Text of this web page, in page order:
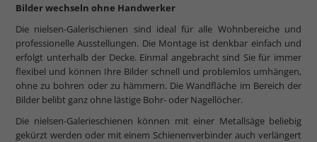
Bilder wechseln ohne Handwerker
Die nielsen-Galerischienen sind ideal für alle Wohnbereiche und
professionelle Ausstellungen. Die Montage ist denkbar einfach und
erfolgt unterhalb der Decke. Einmal angebracht sind Sie für immer
flexibel und können Ihre Bilder schnell und problemlos umhängen,
ohne zu bohren oder zu hämmern. Die Wandfläche im Bereich der
Bilder belibt ganz ohne lästige Bohr- oder Nagellöcher.
Die nielsen-Galerieschienen können mit einer Metallsäge beliebig
gekürzt werden oder mit einem Schienenverbinder auch verlängert